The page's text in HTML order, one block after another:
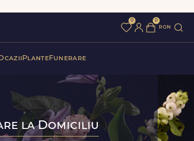
0 0
ron
PlanteFunerare
la Domiciliu